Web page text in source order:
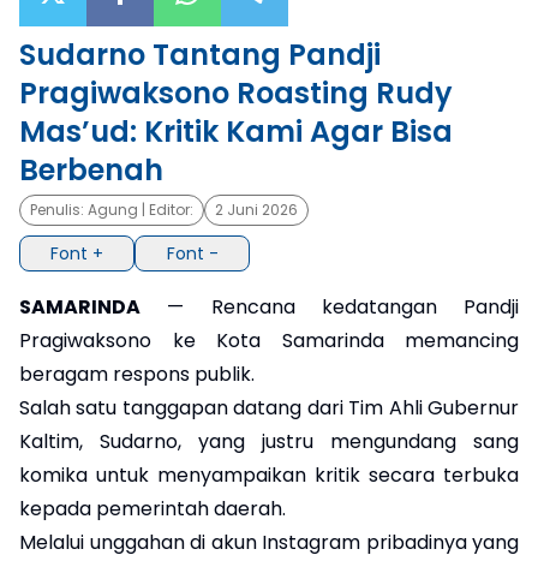
×
Sudarno Tantang Pandji
Pragiwaksono Roasting Rudy
Mas’ud: Kritik Kami Agar Bisa
Berbenah
Penulis: Agung | Editor: 2 Juni 2026
Font + Font -
SAMARINDA — Rencana kedatangan Pandji
Pragiwaksono ke Kota Samarinda memancing
beragam respons publik.
Salah satu tanggapan datang dari Tim Ahli Gubernur
Kaltim, Sudarno, yang justru mengundang sang
komika untuk menyampaikan kritik secara terbuka
kepada pemerintah daerah.
Melalui unggahan di akun Instagram pribadinya yang